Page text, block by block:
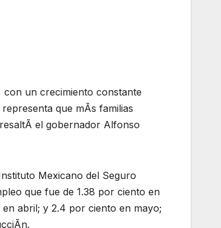
con un crecimiento constante
que mÃs familias
el gobernador Alfonso
Mexicano del Seguro
que fue de 1.38 por ciento en
abril; y 2.4 por ciento en mayo;